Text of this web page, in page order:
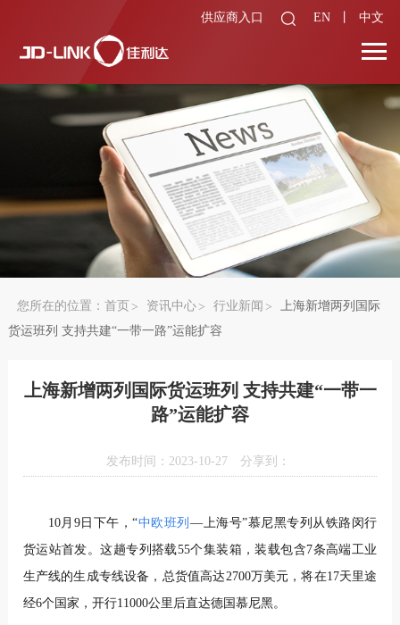
供应商入口 EN 中文
您所在的位置： 首页 资讯中心 行业新闻
上海新增两列国际
货运班列 支持共建“一带一路”运能扩容
上海新增两列国际货运班列 支持共建“一带一
路”运能扩容
发布时间：2023-10-27 分享到：
10月9日下午，“中欧班列 —上海号”慕尼黑专列从铁路闵行
货运站首发。这趟专列搭载55个集装箱，装载包含7条高端工业
生产线的生成专线设备，总货值高达2700万美元，将在17天里途
经6个国家，开行11000公里后直达德国慕尼黑。